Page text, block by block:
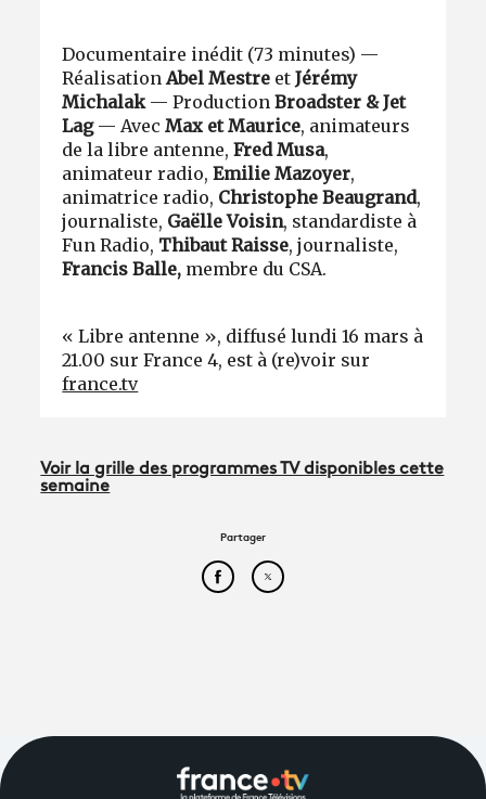
Documentaire inédit (73 minutes) —
RéalisationAbel Mestre etJérémy
Michalak — ProductionBroadster & Jet
Lag— Avec Max et Maurice, animateurs
de la libre antenne,Fred Musa,
animateur radio,Emilie Mazoyer,
animatrice radio, Christophe Beaugrand,
journaliste, Gaëlle Voisin, standardiste à
Fun Radio, Thibaut Raisse, journaliste,
Francis Balle, membre du CSA.
« Libre antenne », diffusé lundi 16 mars à
21.00 sur France 4, est à (re)voir sur
france.tv
Voir la grille des programmes TV disponibles cette
semaine
Partager
Partager cet article sur
Partager cet article sur